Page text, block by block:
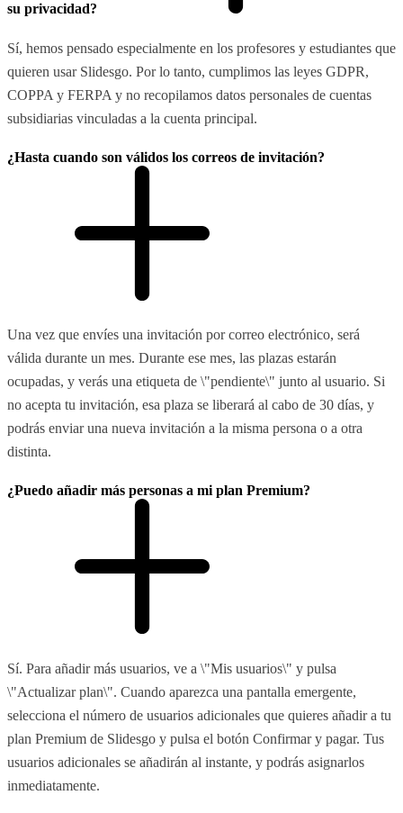
su privacidad?
Sí, hemos pensado especialmente en los profesores y estudiantes que
quieren usar Slidesgo. Por lo tanto, cumplimos las leyes GDPR,
COPPA y FERPA y no recopilamos datos personales de cuentas
subsidiarias vinculadas a la cuenta principal.
¿Hasta cuando son válidos los correos de invitación?
Una vez que envíes una invitación por correo electrónico, será
válida durante un mes. Durante ese mes, las plazas estarán
ocupadas, y verás una etiqueta de \"pendiente\" junto al usuario. Si
no acepta tu invitación, esa plaza se liberará al cabo de 30 días, y
podrás enviar una nueva invitación a la misma persona o a otra
distinta.
¿Puedo añadir más personas a mi plan Premium?
Sí. Para añadir más usuarios, ve a \"Mis usuarios\" y pulsa
\"Actualizar plan\". Cuando aparezca una pantalla emergente,
selecciona el número de usuarios adicionales que quieres añadir a tu
plan Premium de Slidesgo y pulsa el botón Confirmar y pagar. Tus
usuarios adicionales se añadirán al instante, y podrás asignarlos
inmediatamente.